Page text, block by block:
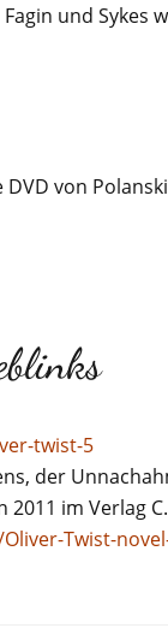
und Sykes
von
twist-5
der
im Verlag
Twist-